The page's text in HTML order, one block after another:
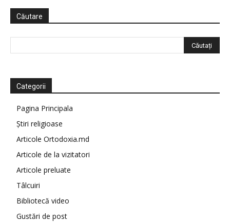
Căutare
Categorii
Pagina Principala
Știri religioase
Articole Ortodoxia.md
Articole de la vizitatori
Articole preluate
Tâlcuiri
Bibliotecă video
Gustări de post